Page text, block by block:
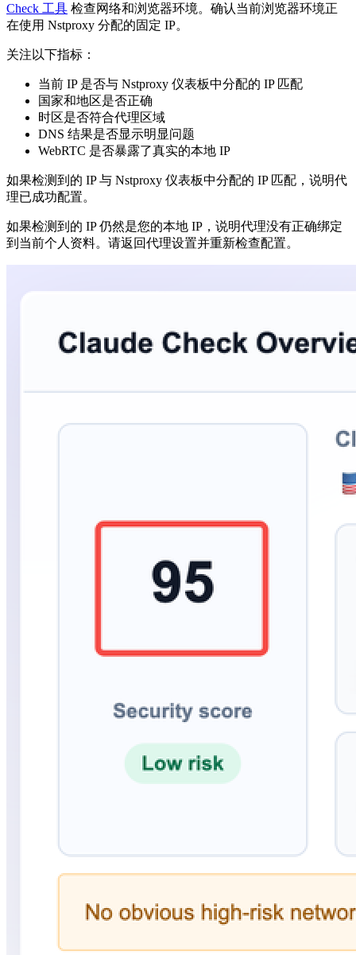
Check 工具 检查网络和浏览器环境。确认当前浏览器环境正
在使用 Nstproxy 分配的固定 IP。
关注以下指标：
当前 IP 是否与 Nstproxy 仪表板中分配的 IP 匹配
国家和地区是否正确
时区是否符合代理区域
DNS 结果是否显示明显问题
WebRTC 是否暴露了真实的本地 IP
如果检测到的 IP 与 Nstproxy 仪表板中分配的 IP 匹配，说明代
理已成功配置。
如果检测到的 IP 仍然是您的本地 IP，说明代理没有正确绑定
到当前个人资料。请返回代理设置并重新检查配置。